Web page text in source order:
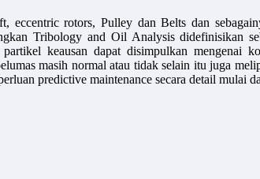
eccentric rotors, Pulley dan Belts dan
Tribology and Oil Analysis didefinisikan
keausan dapat disimpulkan mengenai
masih normal atau tidak selain itu juga
predictive maintenance secara detail mulai